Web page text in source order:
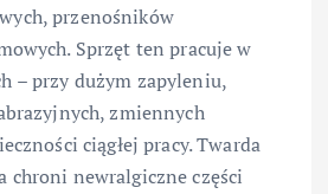
przenośników
Sprzęt ten pracuje w
– przy dużym zapyleniu,
zmiennych
ciągłej pracy. Twarda
chroni newralgiczne części